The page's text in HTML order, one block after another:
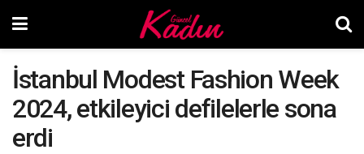
İstanbul Modest Fashion Week
2024, etkileyici defilelerle sona
erdi